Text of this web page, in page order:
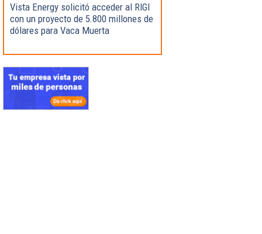
Vista Energy solicitó acceder al RIGI
con un proyecto de 5.800 millones de
dólares para Vaca Muerta